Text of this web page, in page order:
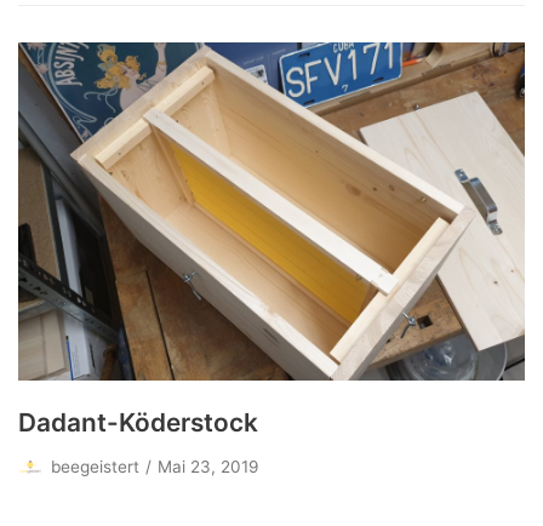
Dadant-Köderstock
beegeistert Mai 23, 2019